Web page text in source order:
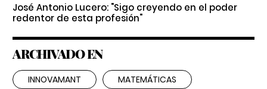
José Antonio Lucero: "Sigo creyendo en el poder
redentor de esta profesión"
ARCHIVADO EN
INNOVAMANT MATEMÁTICAS